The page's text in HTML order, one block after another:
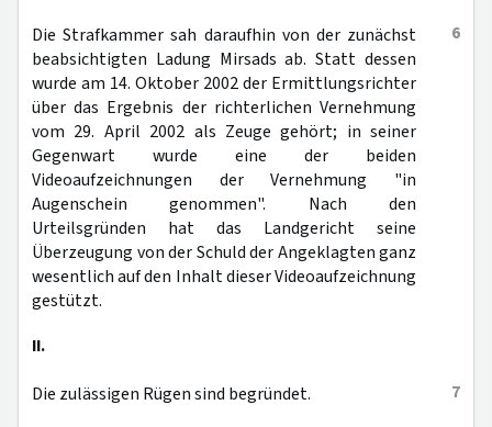
6
Die Strafkammer sah daraufhin von der zunächst
beabsichtigten Ladung Mirsads ab. Statt dessen
wurde am 14. Oktober 2002 der Ermittlungsrichter
über das Ergebnis der richterlichen Vernehmung
vom 29. April 2002 als Zeuge gehört; in seiner
Gegenwart wurde eine der beiden
Videoaufzeichnungen der Vernehmung "in
Augenschein genommen". Nach den
Urteilsgründen hat das Landgericht seine
Überzeugung von der Schuld der Angeklagten ganz
wesentlich auf den Inhalt dieser Videoaufzeichnung
gestützt.
II.
7
Die zulässigen Rügen sind begründet.